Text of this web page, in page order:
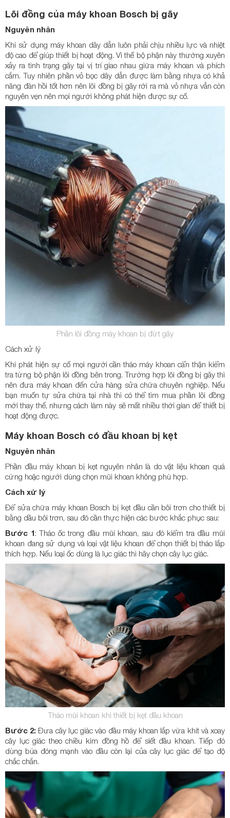
Lõi đồng của máy khoan Bosch bị gãy
Nguyên nhân
Khi sử dụng máy khoan dây dẫn luôn phải chịu nhiều lực và nhiệt
độ cao để giúp thiết bị hoạt động. Vì thế bộ phận này thường xuyên
xảy ra tình trạng gãy tại vị trí giao nhau giữa máy khoan và phích
cắm. Tuy nhiên phần vỏ bọc dây dẫn được làm bằng nhựa có khả
năng đàn hồi tốt hơn nên lõi đồng bị gãy rời ra mà vỏ nhựa vẫn còn
nguyên vẹn nên mọi người không phát hiện được sự cố.
Phần lõi đồng máy khoan bị đứt gãy
Cách xử lý
Khi phát hiện sự cố mọi người cần tháo máy khoan cẩn thận kiểm
tra từng bộ phận lõi đồng bên trong. Trường hợp lõi đồng bị gãy thì
nên đưa máy khoan đến cửa hàng sửa chữa chuyên nghiệp. Nếu
bạn muốn tự sửa chữa tại nhà thì có thể tìm mua phần lõi đồng
mới thay thế, nhưng cách làm này sẽ mất nhiều thời gian để thiết bị
hoạt động được.
Máy khoan Bosch có đầu khoan bị kẹt
Nguyên nhân
Phần đầu máy khoan bị kẹt nguyên nhân là do vật liệu khoan quá
cứng hoặc người dùng chọn mũi khoan không phù hợp.
Cách xử lý
Để sửa chữa máy khoan Bosch bị kẹt đầu cần bôi trơn cho thiết bị
bằng dầu bôi trơn, sau đó cần thực hiện các bước khắc phục sau:
Bước 1: Tháo ốc trong đầu mũi khoan, sau đó kiểm tra đầu mũi
khoan đang sử dụng và loại vật liệu khoan để chọn thiết bị tháo lắp
thích hợp. Nếu loại ốc dùng là lục giác thì hãy chọn cây lục giác.
Tháo mũi khoan khi thiết bị kẹt đầu khoan
Bước 2: Đưa cây lục giác vào đầu máy khoan lắp vừa khít và xoay
cây lục giác theo chiều kim đồng hồ để siết đầu khoan. Tiếp đó
dùng búa đóng mạnh vào đầu còn lại của cây lục giác để tạo độ
chắc chắn.